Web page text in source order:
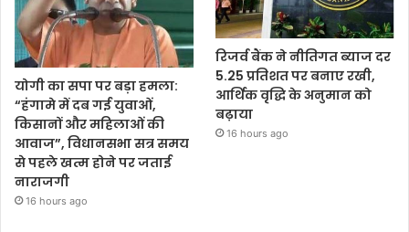
योगी का सपा पर बड़ा हमला:
“हंगामे में दब गई युवाओं,
किसानों और महिलाओं की
आवाज”, विधानसभा सत्र समय
से पहले खत्म होने पर जताई
नाराजगी
16 hours ago
रिजर्व बैंक ने नीतिगत ब्याज दर
5.25 प्रतिशत पर बनाए रखी,
आर्थिक वृद्धि के अनुमान को
बढ़ाया
16 hours ago